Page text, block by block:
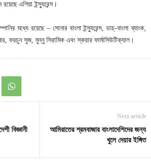
এশিয়া ইন্স্যুরেন্স।
মধ্যে রয়েছে – সোনার বাংলা ইন্স্যুরেন্স, ডাচ্-বাংলা ব্যাংক,
ফরচুন সুজ, মুন্নু সিরামিক এবং স্কয়ার ফার্মাসিউটিক্যাল।
বিজ্ঞানী
Next article
আমিরাতের শ্রমবাজার বাংলাদেশিদের জন্য
খুলে দেয়ার ইঙ্গিত